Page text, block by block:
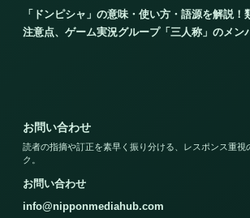
「ドンピシャ」の意味・使い方・語源を解説！
注意点、ゲーム実況グループ「三人称」のメン
お問い合わせ
読者の指摘や訂正を素早く振り分ける、レスポンス重視
ク。
お問い合わせ
info@nipponmediahub.com